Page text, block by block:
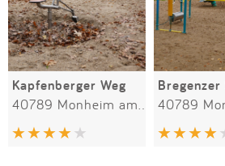
Kapfenberger Weg